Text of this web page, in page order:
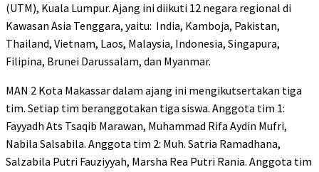
(UTM), Kuala Lumpur. Ajang ini diikuti 12 negara regional di
Kawasan Asia Tenggara, yaitu: India, Kamboja, Pakistan,
Thailand, Vietnam, Laos, Malaysia, Indonesia, Singapura,
Filipina, Brunei Darussalam, dan Myanmar.
MAN 2 Kota Makassar dalam ajang ini mengikutsertakan tiga
tim. Setiap tim beranggotakan tiga siswa. Anggota tim 1:
Fayyadh Ats Tsaqib Marawan, Muhammad Rifa Aydin Mufri,
Nabila Salsabila. Anggota tim 2: Muh. Satria Ramadhana,
Salzabila Putri Fauziyyah, Marsha Rea Putri Rania. Anggota tim